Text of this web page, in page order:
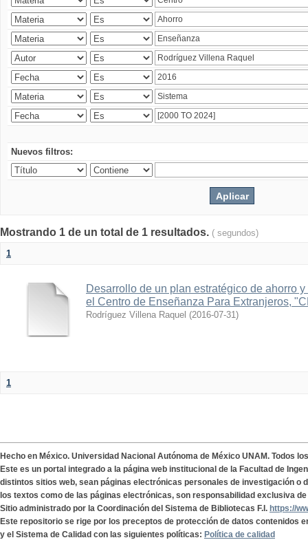
Nuevos filtros:
Mostrando 1 de un total de 1 resultados. ( segundos)
1
Desarrollo de un plan estratégico de ahorro
el Centro de Enseñanza Para Extranjeros,
Rodríguez Villena Raquel (2016-07-31)
1
Hecho en México. Universidad Nacional Autónoma de México UNAM. Todos
Este es un portal integrado a la página web institucional de la Facultad de
distintos sitios web, sean páginas electrónicas personales de investigación o
los textos como de las páginas electrónicas, son responsabilidad exclusiva
Sitio administrado por la Coordinación del Sistema de Bibliotecas F.I. https://
Este repositorio se rige por los preceptos de protección de datos contenidos
y el Sistema de Calidad con las siguientes políticas: Política de calidad